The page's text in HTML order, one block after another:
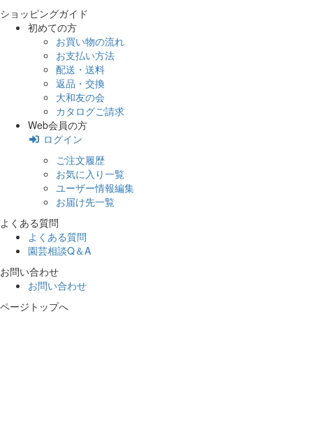
ショッピングガイド
初めての方
お買い物の流れ
お支払い方法
配送・送料
返品・交換
大和友の会
カタログご請求
Web会員の方
ログイン
ご注文履歴
お気に入り一覧
ユーザー情報編集
お届け先一覧
よくある質問
よくある質問
園芸相談Q＆A
お問い合わせ
お問い合わせ
ページトップへ